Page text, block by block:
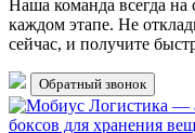
Наша команда всегда на
каждом этапе. Не
сейчас, и получите
Обратный звонок